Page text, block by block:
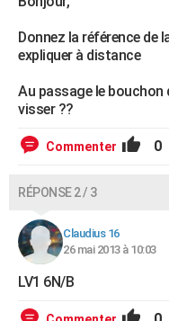
S'inscrire
Se connecter
Lycées
Collèges
Primaires
Universités
Entreprises
Service militaire
Avis de recherche
AVIS DE DÉCÈS
FORUM
Donnez la référence de
expliquer à distance
Au passage le bouchon
visser ??
Commenter 0
RÉPONSE 2 / 3
Claudius 16
26 mai 2013 à 10:03
LV1 6N/B